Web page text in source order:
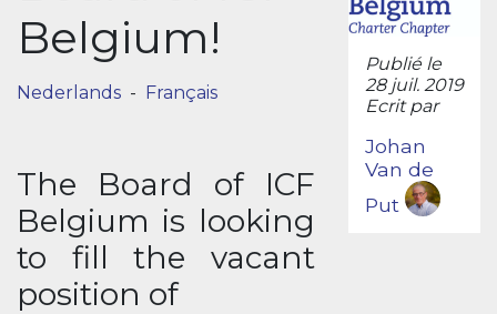
Belgium!
Nederlands - Français
The Board of ICF
Belgium is looking
to fill the vacant
position of
Publié le
28 juil. 2019
Ecrit par
Johan
Van de
Put